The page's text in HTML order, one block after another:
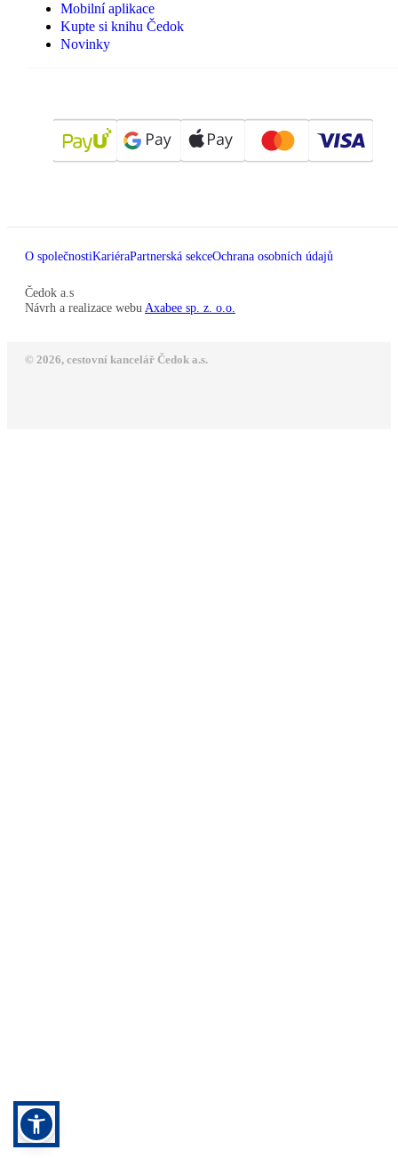
Mobilní aplikace
Kupte si knihu Čedok
Novinky
O společnostiKariéraPartnerská sekceOchrana osobních údajů
Čedok a.s
Návrh a realizace webu Axabee sp. z. o.o.
© 2026, cestovní kancelář Čedok a.s.